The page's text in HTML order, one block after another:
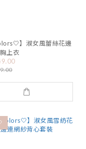
】淑女風蕾絲花邊
上衣